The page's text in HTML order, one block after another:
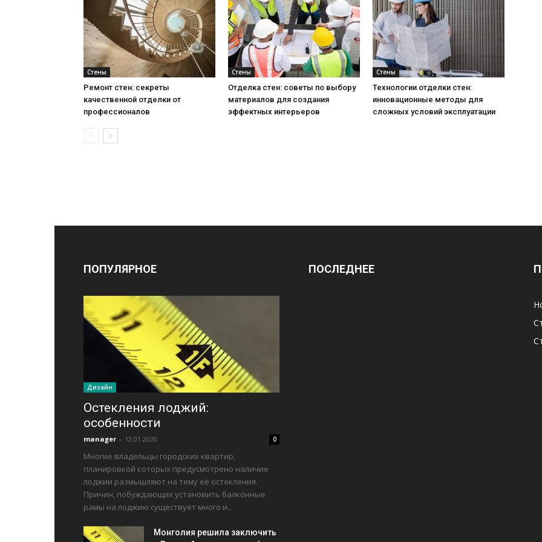
Стены
Ремонт стен: секреты
качественной отделки от
профессионалов
Стены
Отделка стен: советы по выбору
материалов для создания
эффектных интерьеров
Стены
Технологии отделки стен:
инновационные методы для
сложных условий эксплуатации
ПОПУЛЯРНОЕ
Дизайн
Остекления лоджий:
особенности
manager - 12.01.2020 0
Многие владельцы городских квартир,
планировкой которых предусмотрено наличие
лоджии размышляют на тему её остекления.
Причин, побуждающих установить балконные
рамы на лоджию существует много и...
Монголия решила заключить
ПОСЛЕДНЕЕ